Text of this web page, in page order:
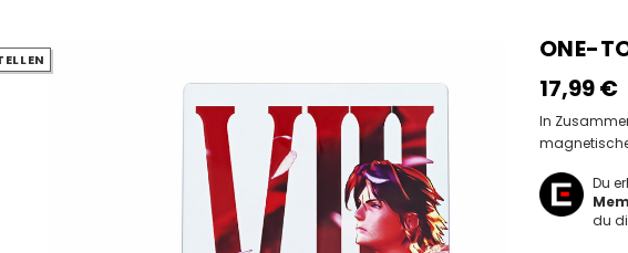
ONE-
17,99‎ ‎€
In
magnetische
Du
du